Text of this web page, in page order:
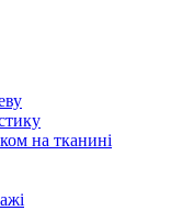
на тканині